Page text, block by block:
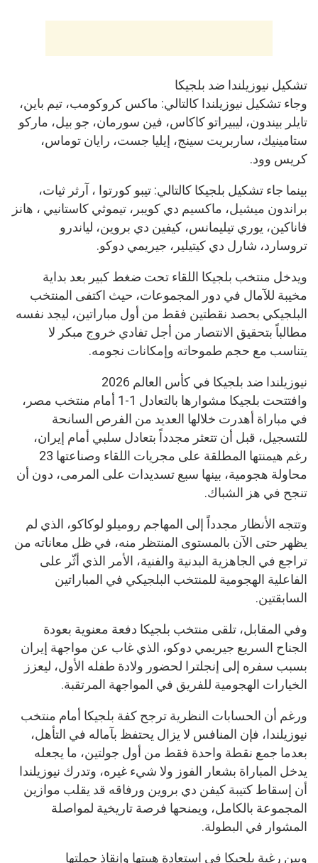
تشكيل نيوزيلندا ضد بلجيكا
وجاء تشكيل نيوزيلندا كالتالي: ماكس كروكومب، تيم باين،
تايلر بيندون، ليبيراتو كاكاس، فين سورمان، جو بيل، ماركو
ستامينيك، ساربريت سينج، إيليا جست، رايان توماس،
كريس وود.
بينما جاء تشكيل بلجيكا كالتالي: تيبو كورتوا ، آرثر ثيات،
براندون ميشيل، ماكسيم دي كويبر، تيموثي كاستانيي ، هانز
فاناكين، يوري تيليمانس، كيفين دي بروين، لياندرو
تروسارد، شارل دي كيتيلير، جيريمي دوكو.
ويدخل منتخب بلجيكا اللقاء تحت ضغط كبير بعد بداية
مخيبة للآمال في دور المجموعات، حيث اكتفى المنتخب
البلجيكي بحصد نقطتين فقط من أول مباراتين، ليجد نفسه
مطالباً بتحقيق الانتصار من أجل تفادي خروج مبكر لا
يتناسب مع حجم طموحاته وإمكانات نجومه.
نيوزيلندا ضد بلجيكا في كأس العالم 2026
وافتتحت بلجيكا مشوارها بالتعادل 1-1 أمام منتخب مصر،
في مباراة أهدرت خلالها العديد من الفرص السانحة
للتسجيل، قبل أن تتعثر مجدداً بتعادل سلبي أمام إيران،
رغم هيمنتها المطلقة على مجريات اللقاء وصناعتها 23
محاولة هجومية، بينها سبع تسديدات على المرمى، دون أن
تنجح في هز الشباك.
وتتجه الأنظار مجدداً إلى المهاجم روميلو لوكاكو، الذي لم
يظهر حتى الآن بالمستوى المنتظر منه، في ظل معاناته من
تراجع في الجاهزية البدنية والفنية، الأمر الذي أثّر على
الفاعلية الهجومية للمنتخب البلجيكي في المباراتين
السابقتين.
وفي المقابل، تلقى منتخب بلجيكا دفعة معنوية بعودة
الجناح السريع جيريمي دوكو، الذي غاب عن مواجهة إيران
بسبب سفره إلى إنجلترا لحضور ولادة طفله الأول، ليعزز
الخيارات الهجومية للفريق في المواجهة المرتقبة.
ورغم أن الحسابات النظرية ترجح كفة بلجيكا أمام منتخب
نيوزيلندا، فإن المنافس لا يزال يحتفظ بآماله في التأهل،
بعدما جمع نقطة واحدة فقط من أول جولتين، ما يجعله
يدخل المباراة بشعار الفوز ولا شيء غيره، وتدرك نيوزيلندا
أن إسقاط كتيبة كيفن دي بروين ورفاقه قد يقلب موازين
المجموعة بالكامل، ويمنحها فرصة تاريخية لمواصلة
المشوار في البطولة.
وبين رغبة بلجيكا في استعادة هيبتها وإنقاذ حملتها